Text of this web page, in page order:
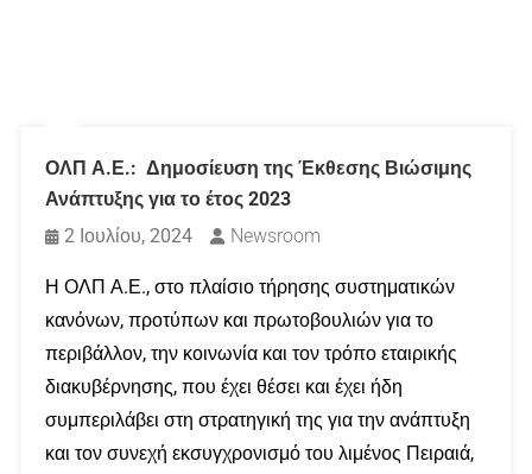
ΟΛΠ Α.Ε.: Δημοσίευση της Έκθεσης Βιώσιμης
Ανάπτυξης για το έτος 2023
2 Ιουλίου, 2024
Newsroom
Η ΟΛΠ Α.Ε., στο πλαίσιο τήρησης συστηματικών
κανόνων, προτύπων και πρωτοβουλιών για το
περιβάλλον, την κοινωνία και τον τρόπο εταιρικής
διακυβέρνησης, που έχει θέσει και έχει ήδη
συμπεριλάβει στη στρατηγική της για την ανάπτυξη
και τον συνεχή εκσυγχρονισμό του λιμένος Πειραιά,